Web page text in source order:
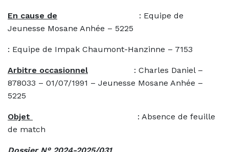
En cause de : Equipe de
Jeunesse Mosane Anhée – 5225
: Equipe de Impak Chaumont-Hanzinne – 7153
Arbitre occasionnel
: Charles Daniel –
878033 – 01/07/1991 – Jeunesse Mosane Anhée –
5225
Objet
: Absence de feuille
de match